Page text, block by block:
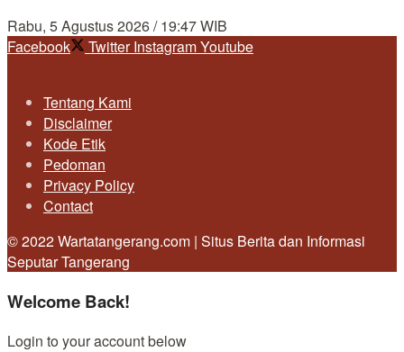
Rabu, 5 Agustus 2026 / 19:47 WIB
Facebook
Twitter InstagramYoutube
Tentang Kami
Disclaimer
Kode Etik
Pedoman
Privacy Policy
Contact
© 2022 Wartatangerang.com | Situs Berita dan Informasi
Seputar Tangerang
Welcome Back!
Login to your account below